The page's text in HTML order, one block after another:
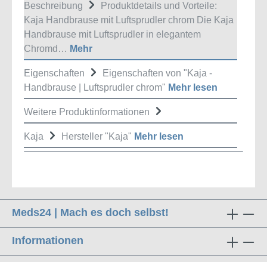
Beschreibung
Produktdetails und Vorteile:
Kaja Handbrause mit Luftsprudler chrom Die Kaja
Handbrause mit Luftsprudler in elegantem
Chromd… Mehr
Eigenschaften
Eigenschaften von "Kaja -
Handbrause | Luftsprudler chrom" Mehr lesen
Weitere Produktinformationen
Kaja Hersteller "Kaja" Mehr lesen
Meds24 | Mach es doch selbst!
Informationen